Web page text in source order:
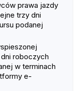
prawa jazdy
trzy dni
podanej
roboczych
w terminach
e-